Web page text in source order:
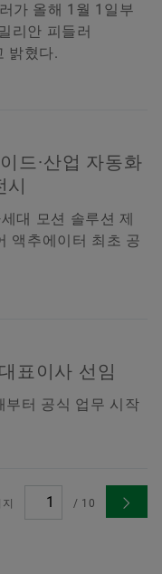
가 올해 1월 1일부
리안 피들러
밝혔다.
드·산업 자동화
시
대 모션 솔루션 제
액추에이터 최초 공
표이사 선임
부터 공식 업무 시작
/ 10